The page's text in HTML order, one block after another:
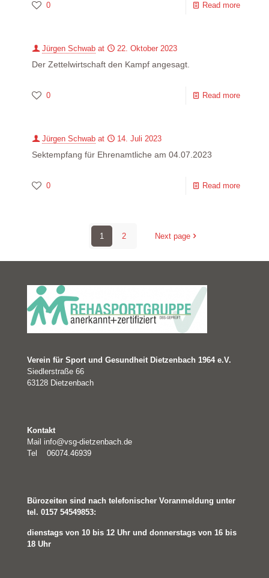
0 Read more
Jürgen Schwab at 22. Oktober 2023
Der Zettelwirtschaft den Kampf angesagt.
0 Read more
Jürgen Schwab at 14. Juli 2023
Sektempfang für Ehrenamtliche am 04.07.2023
0 Read more
1 2 Next page
Verein für Sport und Gesundheit Dietzenbach 1964 e.V.
Siedlerstraße 66
63128 Dietzenbach
Kontakt
Mail info@vsg-dietzenbach.de
Tel 06074.46939
Bürozeiten sind nach telefonischer Voranmeldung unter
tel. 0157 54549853:
dienstags von 10 bis 12 Uhr und donnerstags von 16 bis
18 Uhr